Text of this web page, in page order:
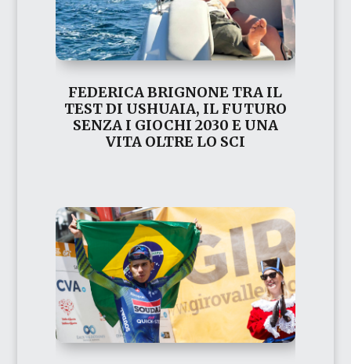
FEDERICA BRIGNONE TRA IL
TEST DI USHUAIA, IL FUTURO
SENZA I GIOCHI 2030 E UNA
VITA OLTRE LO SCI